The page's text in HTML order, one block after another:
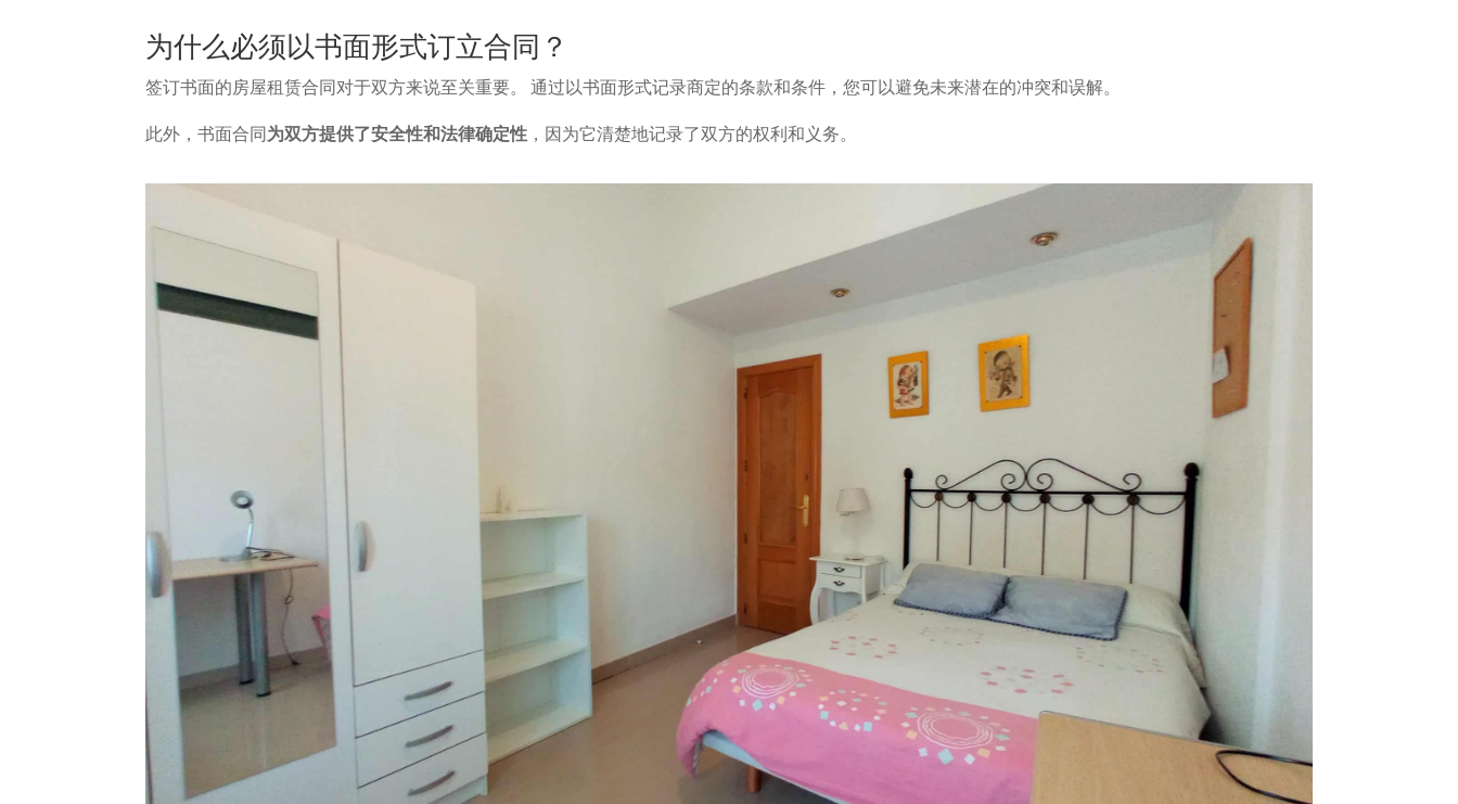
为什么必须以书面形式订立合同？
签订书面的房屋租赁合同对于双方来说至关重要。 通过以书面形式记录商定的条款和条件，您可以避免未来潜在的冲突和误解。
此外，书面合同为双方提供了安全性和法律确定性 ，因为它清楚地记录了双方的权利和义务。